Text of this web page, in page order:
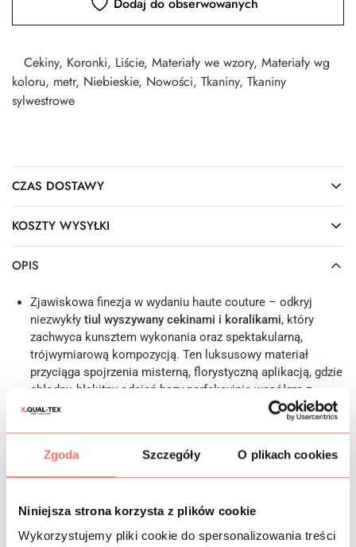
Zgoda Szczegóły O plikach cookies
Niniejsza strona korzysta z plików cookie
Wykorzystujemy pliki cookie do spersonalizowania treści
Cekiny, Koronki, Liście, Materiały we wzory, Materiały wg
koloru, metr, Niebieskie, Nowości, Tkaniny, Tkaniny
sylwestrowe
CZAS DOSTAWY
KOSZTY WYSYŁKI
OPIS
Zjawiskowa finezja w wydaniu haute couture – odkryj
niezwykły tiul wyszywany cekinami i koralikami, który
zachwyca kunsztem wykonania oraz spektakularną,
trójwymiarową kompozycją. Ten luksusowy materiał
przyciąga spojrzenia misterną, florystyczną aplikacją, gdzie
chłodny, błękitny odcień bazy perfekcyjnie współgra z
tonami różowego złota. Bogate zdobienia tworzą na
powierzchni tkaniny floral, który nadaje całości dynamiczny
idealny wybór dla osób poszukujących wytworności oraz
unikalnego wzornictwa z najwyższej półki.
sprawdzi się jako główny materiał wieczorowy. Uszyjesz z
niego spektakularną suknię balową lub zjawiskową